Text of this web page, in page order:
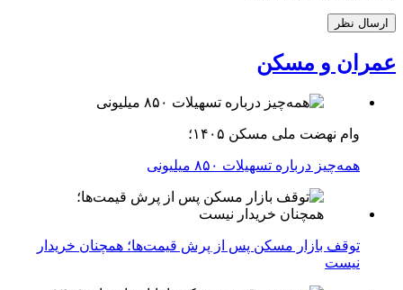
عمران و مسکن
وام نهضت ملی مسکن ۱۴۰۵؛
همه‌چیز درباره تسهیلات ۸۵۰ میلیونی
توقف بازار مسکن پس از پرش قیمت‌ها؛ همچنان خریدار
نیست